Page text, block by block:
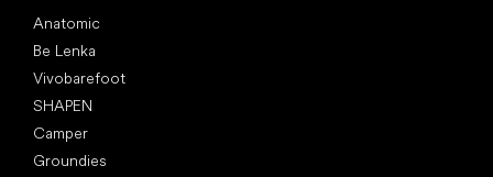
Anatomic
Be Lenka
Vivobarefoot
SHAPEN
Camper
Groundies